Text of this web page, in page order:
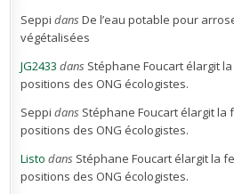
Seppi dansDe l’eau potable pour
végétalisées
JG2433 dans Stéphane Foucart élargit
positions des ONG écologistes.
Seppi dans Stéphane Foucart élargit la
positions des ONG écologistes.
Listo dans Stéphane Foucart élargit la
positions des ONG écologistes.